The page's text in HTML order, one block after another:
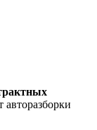
авторазборки